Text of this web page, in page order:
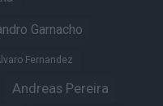
Garnacho
Fernandez
Andreas Pereira